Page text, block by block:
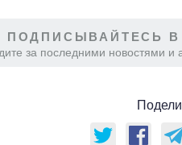
ПОДПИСЫВАЙТЕСЬ В
за последними новостями и